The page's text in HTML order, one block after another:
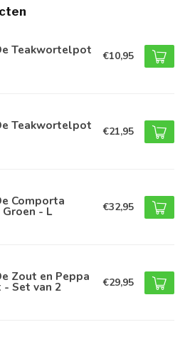
Teakwortelpot €10,95
Teakwortelpot €21,95
Comporta
- L €32,95
Zout en Peppa
- Set van 2 €29,95